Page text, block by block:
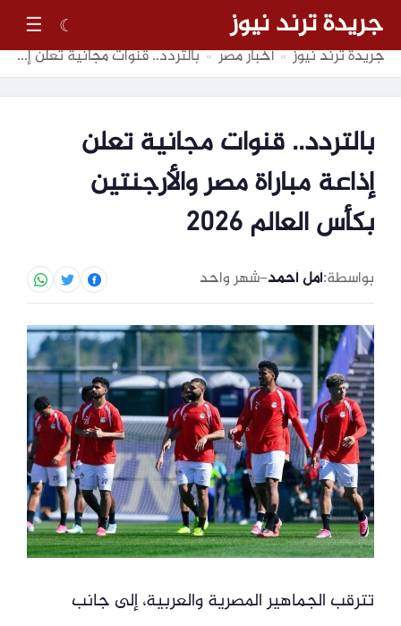
جريدة ترند نيوز ☾
☰
جريدة ترند نيوز » أخبار مصر » بالتردد.. قنوات مجانية تعلن إذاعة مباراة مصر والأرجنتين بكأس العالم 2026
بالتردد.. قنوات مجانية تعلن
إذاعة مباراة مصر والأرجنتين
بكأس العالم 2026
بواسطة:أمل أحمد–شهر واحد
تترقب الجماهير المصرية والعربية، إلى جانب